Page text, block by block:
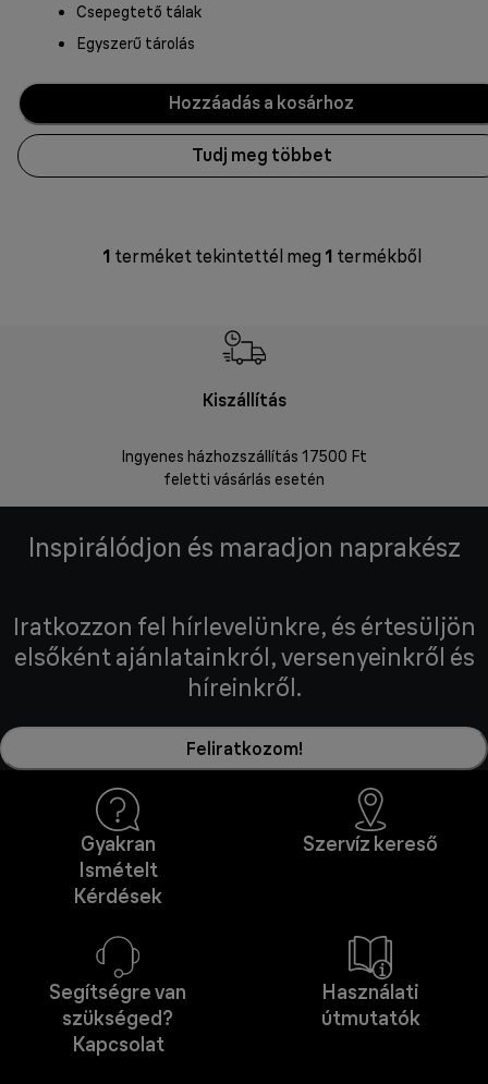
Csepegtető tálak
Egyszerű tárolás
Hozzáadás a kosárhoz
Tudj meg többet
1 terméket tekintettél meg 1 termékből
Kiszállítás
Ingyenes házhozszállítás 17500 Ft
feletti vásárlás esetén
Inspirálódjon és maradjon naprakész
Iratkozzon fel hírlevelünkre, és értesüljön
elsőként ajánlatainkról, versenyeinkről és
híreinkről.
Feliratkozom!
Gyakran
Ismételt
Kérdések
Szervíz kereső
Segítségre van
szükséged?
Kapcsolat
Használati
útmutatók